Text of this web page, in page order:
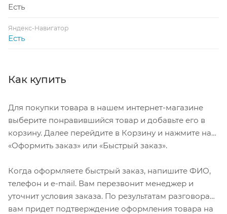
Есть
Яндекс-Навигатор
Есть
Как купить
Для покупки товара в нашем интернет-магазине
выберите понравившийся товар и добавьте его в
корзину. Далее перейдите в Корзину и нажмите на
«Оформить заказ» или «Быстрый заказ».
Когда оформляете быстрый заказ, напишите ФИО,
телефон и e-mail. Вам перезвонит менеджер и
уточнит условия заказа. По результатам разговора
вам придет подтверждение оформления товара на